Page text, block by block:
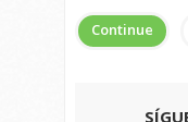
Continue